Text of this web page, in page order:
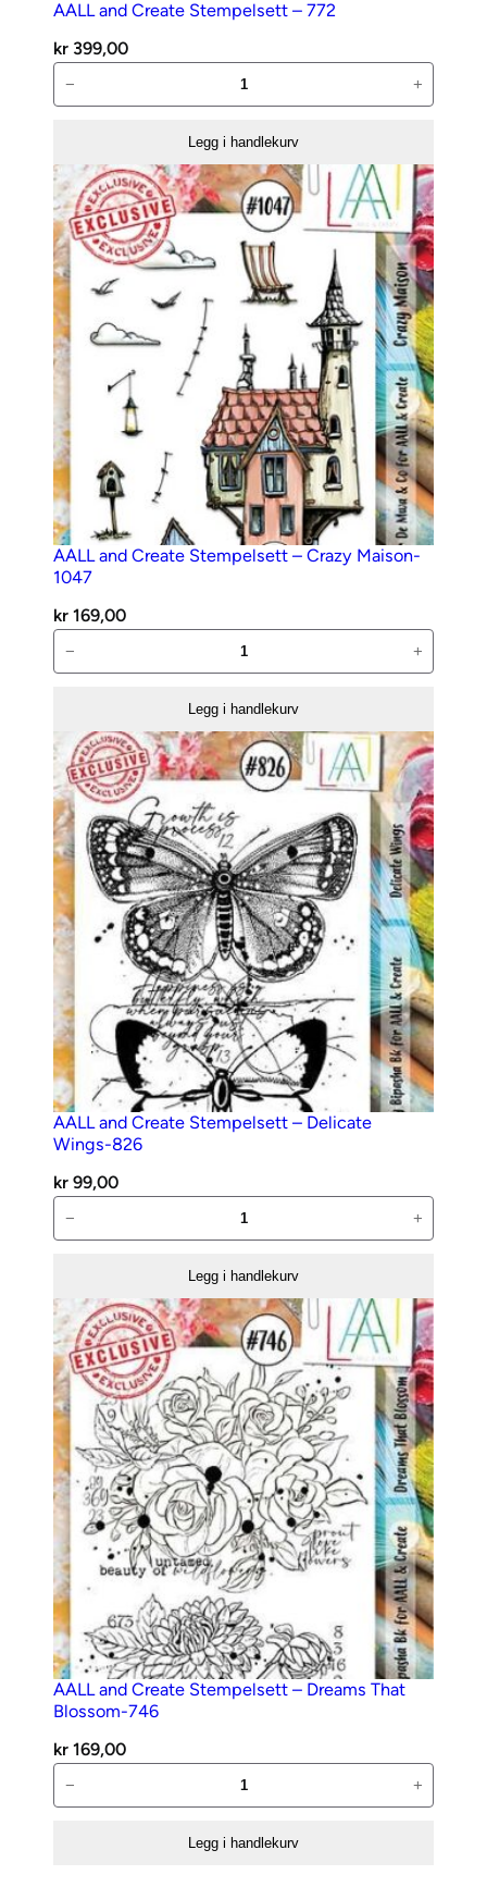
AALL and Create Stempelsett – 772
kr 399,00
and
–
772
antall
− +
Legg i handlekurv
AALL and Create Stempelsett – Crazy Maison-
1047
kr 169,00
and
–
Crazy
Maison-
1047
antall
− +
Legg i handlekurv
AALL and Create Stempelsett – Delicate
Wings-826
kr 99,00
and
–
Delicate
Wings-
826
antall
− +
Legg i handlekurv
AALL and Create Stempelsett – Dreams That
Blossom-746
kr 169,00
and
− +
Legg i handlekurv